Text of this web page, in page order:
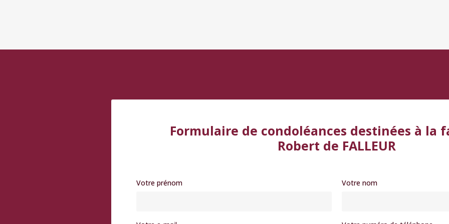
Formulaire de condoléances destinées à la
Robert de FALLEUR
Votre prénom Votre nom